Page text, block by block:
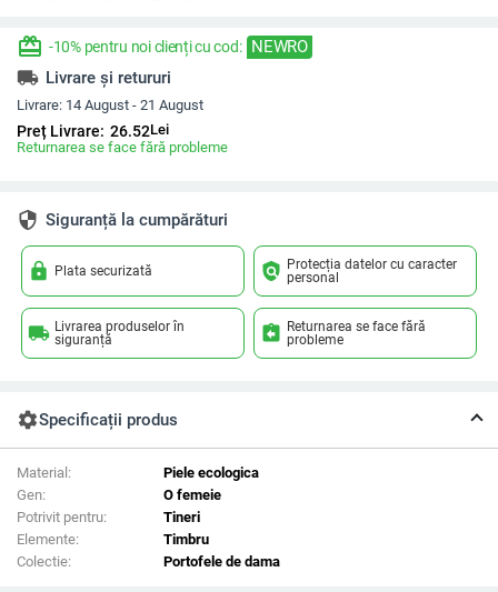
redeem -10% pentru noi clienți cu cod: NEWRO
local_shipping Livrare și retururi
Livrare: 14 August - 21 August
Preț Livrare: 26.52Lei
Returnarea se face fără probleme
security Siguranță la cumpărături
lock Plata securizată policy Protecția datelor cu caracter
personal
local_shipping Livrarea produselor în
siguranță
assignment_return Returnarea se face fără
probleme
settingsSpecificații produs
Material:
Piele ecologica
Gen:
O femeie
Potrivit pentru:
Tineri
Elemente:
Timbru
Colectie:
Portofele de dama